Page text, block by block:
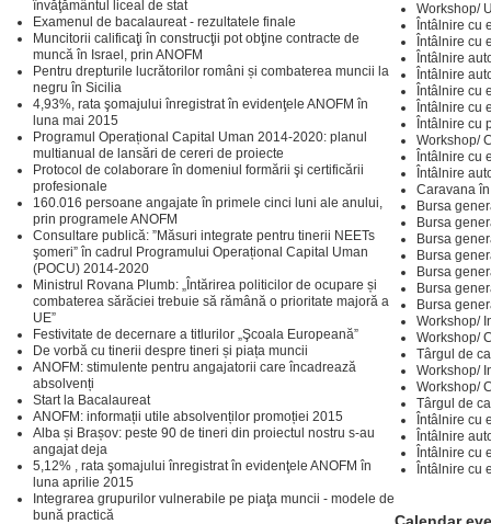
învăţământul liceal de stat
Examenul de bacalaureat - rezultatele finale
Muncitorii calificaţi în construcţii pot obţine contracte de
muncă în Israel, prin ANOFM
Pentru drepturile lucrătorilor români și combaterea muncii la
negru în Sicilia
4,93%, rata şomajului înregistrat în evidenţele ANOFM în
luna mai 2015
Programul Operațional Capital Uman 2014-2020: planul
multianual de lansări de cereri de proiecte
Protocol de colaborare în domeniul formării şi certificării
profesionale
160.016 persoane angajate în primele cinci luni ale anului,
prin programele ANOFM
Consultare publică: ”Măsuri integrate pentru tinerii NEETs
şomeri” în cadrul Programului Operațional Capital Uman
(POCU) 2014-2020
Ministrul Rovana Plumb: „Întărirea politicilor de ocupare și
combaterea sărăciei trebuie să rămână o prioritate majoră a
UE”
Festivitate de decernare a titlurilor „Şcoala Europeană”
De vorbă cu tinerii despre tineri și piața muncii
ANOFM: stimulente pentru angajatorii care încadrează
absolvenți
Start la Bacalaureat
ANOFM: informații utile absolvenților promoției 2015
Alba și Brașov: peste 90 de tineri din proiectul nostru s-au
angajat deja
5,12% , rata şomajului înregistrat în evidenţele ANOFM în
luna aprilie 2015
Integrarea grupurilor vulnerabile pe piaţa muncii - modele de
bună practică
Workshop/
Întâlnire cu
Întâlnire cu
Întâlnire
Întâlnire
Întâlnire cu
Întâlnire cu
Întâlnire cu
Workshop/
Întâlnire cu
Întâlnire
Caravana
Bursa
Bursa
Bursa
Bursa
Bursa
Bursa
Bursa
Workshop/
Workshop/
Târgul de
Workshop/
Workshop/
Târgul de
Întâlnire cu
Întâlnire
Întâlnire cu
Întâlnire cu